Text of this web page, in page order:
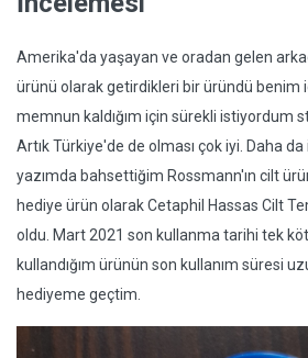
Amerika'da yaşayan ve oradan gelen
ürünü olarak getirdikleri bir üründü benim
memnun kaldığım için sürekli istiyordum
Artık Türkiye'de de olması çok iyi. Daha da
yazımda bahsettiğim Rossmann'ın cilt
hediye ürün olarak Cetaphil Hassas Cilt
oldu. Mart 2021 son kullanma tarihi tek
kullandığım ürünün son kullanım süresi
hediyeme geçtim.